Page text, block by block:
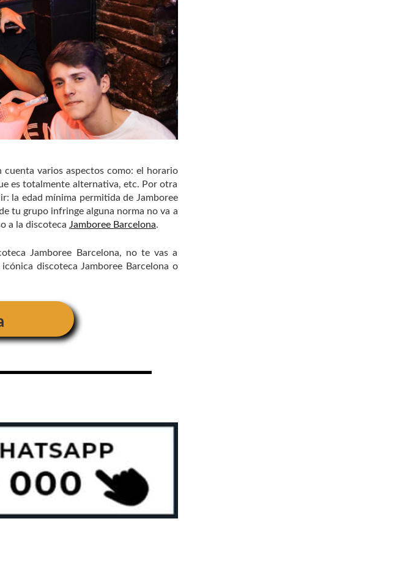
varios aspectos como: el horario
es totalmente alternativa, etc. Por otra
la edad mínima permitida de Jamboree
tu grupo infringe alguna norma no va a
a la discoteca Jamboree Barcelona.
Jamboree Barcelona, no te vas a
discoteca Jamboree Barcelona o